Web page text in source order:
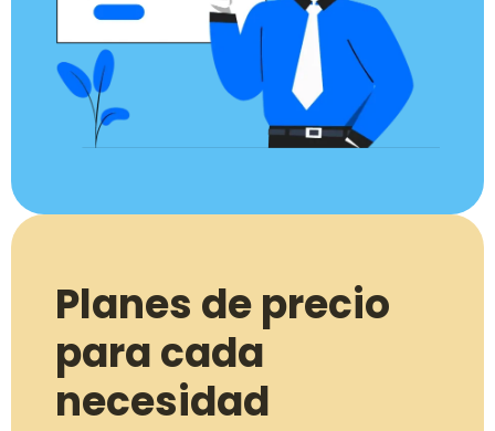
Planes de precio
para cada
necesidad